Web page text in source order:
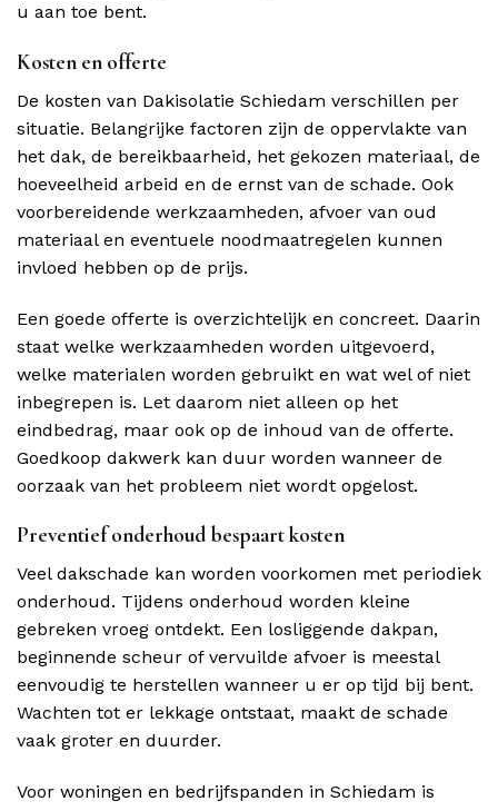
u aan toe bent.
Kosten en offerte
De kosten van Dakisolatie Schiedam verschillen per
situatie. Belangrijke factoren zijn de oppervlakte van
het dak, de bereikbaarheid, het gekozen materiaal, de
hoeveelheid arbeid en de ernst van de schade. Ook
voorbereidende werkzaamheden, afvoer van oud
materiaal en eventuele noodmaatregelen kunnen
invloed hebben op de prijs.
Een goede offerte is overzichtelijk en concreet. Daarin
staat welke werkzaamheden worden uitgevoerd,
welke materialen worden gebruikt en wat wel of niet
inbegrepen is. Let daarom niet alleen op het
eindbedrag, maar ook op de inhoud van de offerte.
Goedkoop dakwerk kan duur worden wanneer de
oorzaak van het probleem niet wordt opgelost.
Preventief onderhoud bespaart kosten
Veel dakschade kan worden voorkomen met periodiek
onderhoud. Tijdens onderhoud worden kleine
gebreken vroeg ontdekt. Een losliggende dakpan,
beginnende scheur of vervuilde afvoer is meestal
eenvoudig te herstellen wanneer u er op tijd bij bent.
Wachten tot er lekkage ontstaat, maakt de schade
vaak groter en duurder.
Voor woningen en bedrijfspanden in Schiedam is